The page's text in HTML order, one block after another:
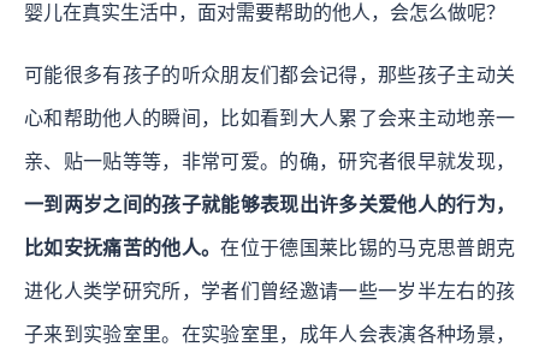
婴儿在真实生活中，面对需要帮助的他人，会怎么做呢？
可能很多有孩子的听众朋友们都会记得，那些孩子主动关
心和帮助他人的瞬间，比如看到大人累了会来主动地亲一
亲、贴一贴等等，非常可爱。的确，研究者很早就发现，
一到两岁之间的孩子就能够表现出许多关爱他人的行为，
比如安抚痛苦的他人。在位于德国莱比锡的马克思普朗克
进化人类学研究所，学者们曾经邀请一些一岁半左右的孩
子来到实验室里。在实验室里，成年人会表演各种场景，